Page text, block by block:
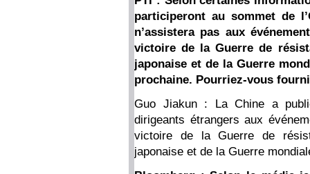
participeront au sommet de
n’assistera pas aux
victoire de la Guerre de
japonaise et de la Guerre
prochaine. Pourriez-vous
Guo Jiakun : La Chine a
dirigeants étrangers aux
victoire de la Guerre de
japonaise et de la Guerre